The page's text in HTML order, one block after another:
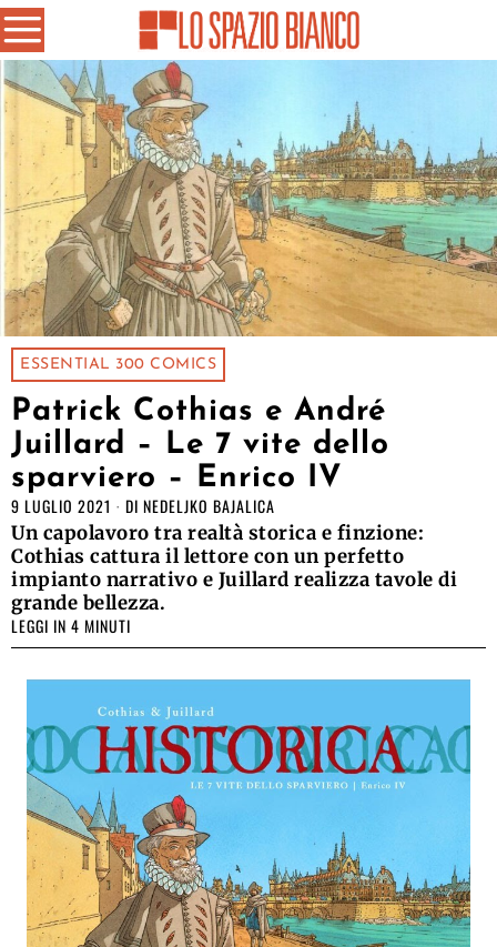
ESSENTIAL 300 COMICS
Patrick Cothias e André
Juillard – Le 7 vite dello
sparviero – Enrico IV
9 LUGLIO 2021 DI NEDELJKO BAJALICA
Un capolavoro tra realtà storica e finzione:
Cothias cattura il lettore con un perfetto
impianto narrativo e Juillard realizza tavole di
grande bellezza.
LEGGI IN 4 MINUTI